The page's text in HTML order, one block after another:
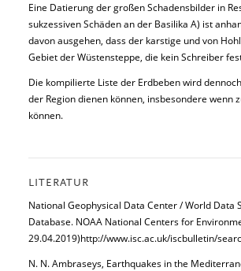
Eine Datierung der großen Schadensbilder in
sukzessiven Schäden an der Basilika A) ist
davon ausgehen, dass der karstige und von
Gebiet der Wüstensteppe, die kein Schreiber
Die kompilierte Liste der Erdbeben wird
der Region dienen können, insbesondere wenn
können.
LITERATUR
National Geophysical Data Center / World Data
Database. NOAA National Centers for
29.04.2019)http://www.isc.ac.uk/iscbulletin/
N. N. Ambraseys, Earthquakes in the